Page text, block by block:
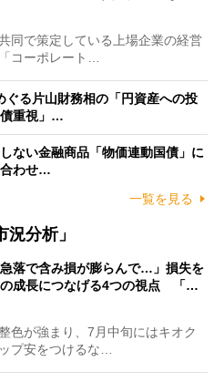
同で策定している上場企業の経営
コーポレート…
ぐる片山財務相の「円資産への投
重視」…
ない金融商品「物価連動国債」に
わせ…
一覧を見る
分析」
急落で含み損が膨らんで…」損失を
の成長につなげる4つの視点 「…
色が強まり、7月中旬にはキオク
プ安をつけるな…